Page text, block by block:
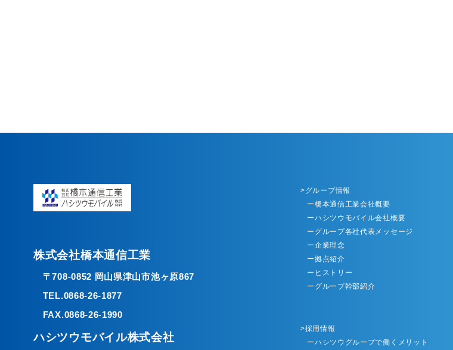
株式会社橋本通信工業
〒708-0852 岡山県津山市池ヶ原867
TEL.0868-26-1877
FAX.0868-26-1990
ハシツウモバイル株式会社
グループ情報
ー橋本通信工業会社概要
ーハシツウモバイル会社概要
ーグループ各社代表メッセージ
ー企業理念
ー拠点紹介
ーヒストリー
ーグループ幹部紹介
採用情報
ーハシツウグループで働くメリット